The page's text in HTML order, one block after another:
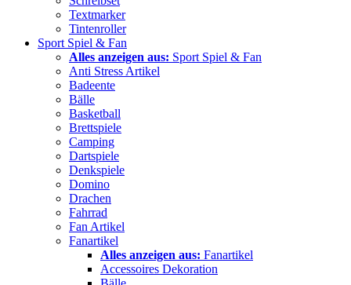
Textmarker
Tintenroller
Sport Spiel & Fan
Alles anzeigen aus: Sport Spiel & Fan
Anti Stress Artikel
Badeente
Bälle
Basketball
Brettspiele
Camping
Dartspiele
Denkspiele
Domino
Drachen
Fahrrad
Fan Artikel
Fanartikel
Alles anzeigen aus: Fanartikel
Accessoires Dekoration